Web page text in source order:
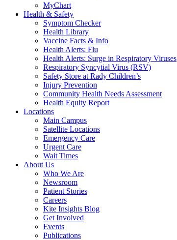
MyChart
Health & Safety
Symptom Checker
Health Library
Vaccine Facts & Info
Health Alerts: Flu
Health Alerts: Surge in Respiratory Viruses
Respiratory Syncytial Virus (RSV)
Safety Store at Rady Children’s
Injury Prevention
Community Health Needs Assessment
Health Equity Report
Locations
Main Campus
Satellite Locations
Emergency Care
Urgent Care
Wait Times
About Us
Who We Are
Newsroom
Patient Stories
Careers
Kite Insights Blog
Get Involved
Events
Publications